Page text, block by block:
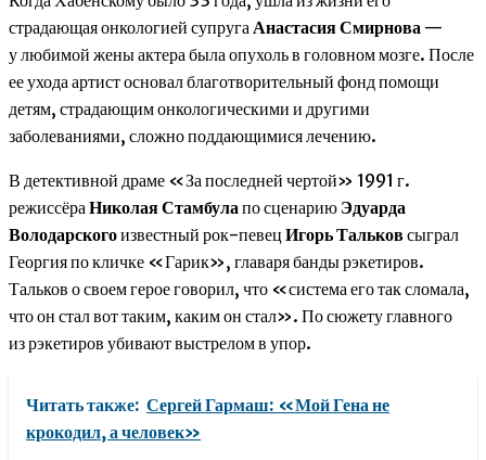
страдающая онкологией супругаАнастасия Смирнова —
у любимой жены актера была опухоль в головном мозге. После
ее ухода артист основал благотворительный фонд помощи
детям, страдающим онкологическими и другими
заболеваниями, сложно поддающимися лечению.
В детективной драме «За последней чертой» 1991 г.
режиссёраНиколая Стамбулапо сценарию Эдуарда
Володарскогоизвестный рок-певец Игорь Тальковсыграл
Георгия по кличке «Гарик», главаря банды рэкетиров.
Тальков о своем герое говорил, что «система его так сломала,
что он стал вот таким, каким он стал». По сюжету главного
из рэкетиров убивают выстрелом в упор.
Читать также: Сергей Гармаш: «Мой Гена не
крокодил, а человек»